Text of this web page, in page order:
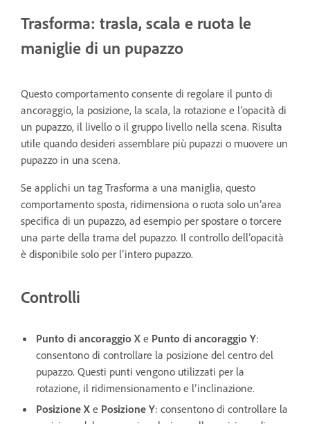
Trasforma: trasla, scala e ruota le
maniglie di un pupazzo
Questo comportamento consente di regolare il punto di
ancoraggio, la posizione, la scala, la rotazione e l’opacità di
un pupazzo, il livello o il gruppo livello nella scena. Risulta
utile quando desideri assemblare più pupazzi o muovere un
pupazzo in una scena.
Se applichi un tag Trasforma a una maniglia, questo
comportamento sposta, ridimensiona o ruota solo un’area
specifica di un pupazzo, ad esempio per spostare o torcere
una parte della trama del pupazzo. Il controllo dell’opacità
è disponibile solo per l’intero pupazzo.
Controlli
Punto di ancoraggio X e Punto di ancoraggio Y:
consentono di controllare la posizione del centro del
pupazzo. Questi punti vengono utilizzati per la
rotazione, il ridimensionamento e l’inclinazione.
Posizione X e Posizione Y: consentono di controllare la